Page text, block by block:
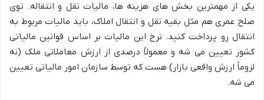
یکی از مهمترین بخش های هزینه ها، مالیات نقل و انتقاله. توی
صلح عمری هم مثل بقیه نقل و انتقال املاک، باید مالیات مربوط به
انتقال رو پرداخت کنید. نرخ این مالیات بر اساس قوانین مالیاتی
کشور تعیین می شه و معمولاً درصدی از ارزش معاملاتی ملک (نه
لزوماً ارزش واقعی بازار) هست که توسط سازمان امور مالیاتی تعیین
می شه.